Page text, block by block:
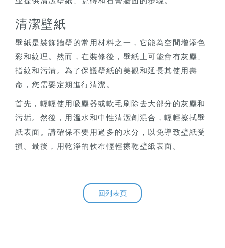
清潔壁紙
壁紙是裝飾牆壁的常用材料之一，它能為空間增添色
彩和紋理。然而，在裝修後，壁紙上可能會有灰塵、
指紋和污漬。為了保護壁紙的美觀和延長其使用壽
命，您需要定期進行清潔。
首先，輕輕使用吸塵器或軟毛刷除去大部分的灰塵和
污垢。然後，用溫水和中性清潔劑混合，輕輕擦拭壁
紙表面。請確保不要用過多的水分，以免導致壁紙受
損。最後，用乾淨的軟布輕輕擦乾壁紙表面。
回列表頁